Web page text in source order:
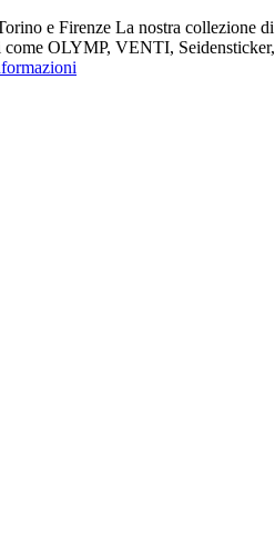
e Firenze La nostra collezione di
OLYMP, VENTI, Seidensticker,